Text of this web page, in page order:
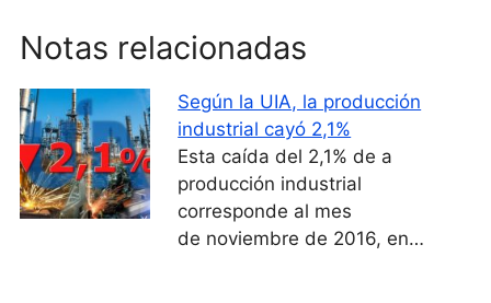
Notas relacionadas
Según la UIA, la producción
industrial cayó 2,1%
Esta caída del 2,1% de a
producción industrial
corresponde al mes
de noviembre de 2016, en…